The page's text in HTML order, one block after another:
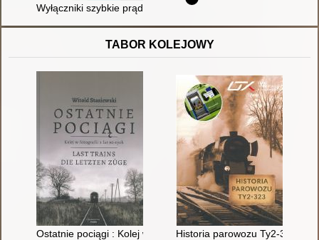
Wyłączniki szybkie prądu stałego w transporcie szynowym
TABOR KOLEJOWY
Ostatnie pociągi : Kolej w fotografii z lat 90-tych
Historia parowozu Ty2-323